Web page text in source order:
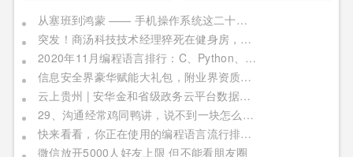
冷知识，每一个都令人相见
恨晚
及防DDOS攻击快速CF切换
教程
从塞班到鸿蒙 —— 手机操作系统这二十年历程
突发！商汤科技技术经理猝死在健身房，网友：996福报何时是个头
2020年11月编程语言排行：C、Python、Java
信息安全界豪华赋能大礼包，附业界资质证书备考指南！
云上贵州 | 安华金和省级政务云平台数据安全实践
29、沟通经常鸡同鸭讲，说不到一块怎么办？
快来看看，你正在使用的编程语言流行排行榜！别被时代淘汰了
微信放开5000人好友上限 但不能看朋友圈